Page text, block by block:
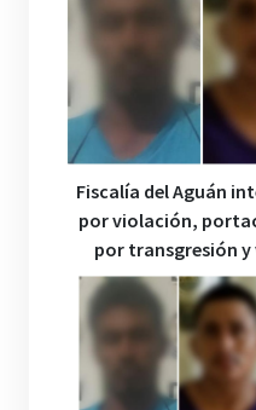
Fiscalía del Aguán
por violación,
por transgresión